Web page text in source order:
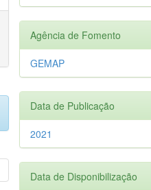
Agência de Fomento
GEMAP
Data de Publicação
2021
Data de Disponibilização